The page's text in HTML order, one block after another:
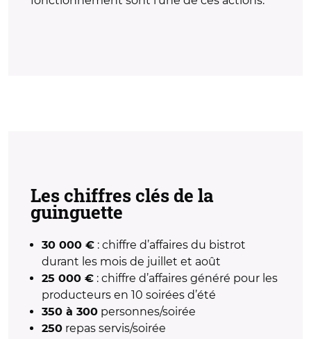
Les chiffres clés de la
guinguette
30 000 € : chiffre d’affaires du bistrot
durant les mois de juillet et août
25 000 € : chiffre d’affaires généré pour les
producteurs en 10 soirées d’été
350 à 300 personnes/soirée
250 repas servis/soirée